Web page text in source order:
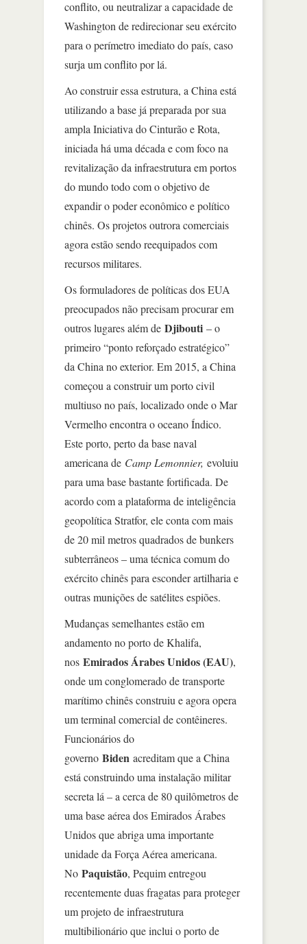
conflito, ou neutralizar a capacidade de
Washington de redirecionar seu exército
para o perímetro imediato do país, caso
surja um conflito por lá.
Ao construir essa estrutura, a China está
utilizando a base já preparada por sua
ampla Iniciativa do Cinturão e Rota,
iniciada há uma década e com foco na
revitalização da infraestrutura em portos
do mundo todo com o objetivo de
expandir o poder econômico e político
chinês. Os projetos outrora comerciais
agora estão sendo reequipados com
recursos militares.
Os formuladores de políticas dos EUA
preocupados não precisam procurar em
outros lugares além de Djibouti – o
primeiro “ponto reforçado estratégico”
da China no exterior. Em 2015, a China
começou a construir um porto civil
multiuso no país, localizado onde o Mar
Vermelho encontra o oceano Índico.
Este porto, perto da base naval
americana de Camp Lemonnier, evoluiu
para uma base bastante fortificada. De
acordo com a plataforma de inteligência
geopolítica Stratfor, ele conta com mais
de 20 mil metros quadrados de bunkers
subterrâneos – uma técnica comum do
exército chinês para esconder artilharia e
outras munições de satélites espiões.
Mudanças semelhantes estão em
andamento no porto de Khalifa,
nos Emirados Árabes Unidos (EAU),
onde um conglomerado de transporte
marítimo chinês construiu e agora opera
um terminal comercial de contêineres.
Funcionários do
governo Biden acreditam que a China
está construindo uma instalação militar
secreta lá – a cerca de 80 quilômetros de
uma base aérea dos Emirados Árabes
Unidos que abriga uma importante
unidade da Força Aérea americana.
No Paquistão, Pequim entregou
recentemente duas fragatas para proteger
um projeto de infraestrutura
multibilionário que inclui o porto de